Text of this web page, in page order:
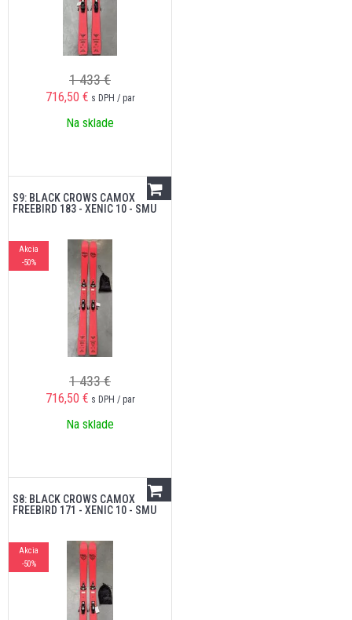
1 433 €
716,50 € s DPH / par
Na sklade
S9: BLACK CROWS CAMOX
FREEBIRD 183 - XENIC 10 - SMU
Akcia
-50%
1 433 €
716,50 € s DPH / par
Na sklade
S8: BLACK CROWS CAMOX
FREEBIRD 171 - XENIC 10 - SMU
Akcia
-50%